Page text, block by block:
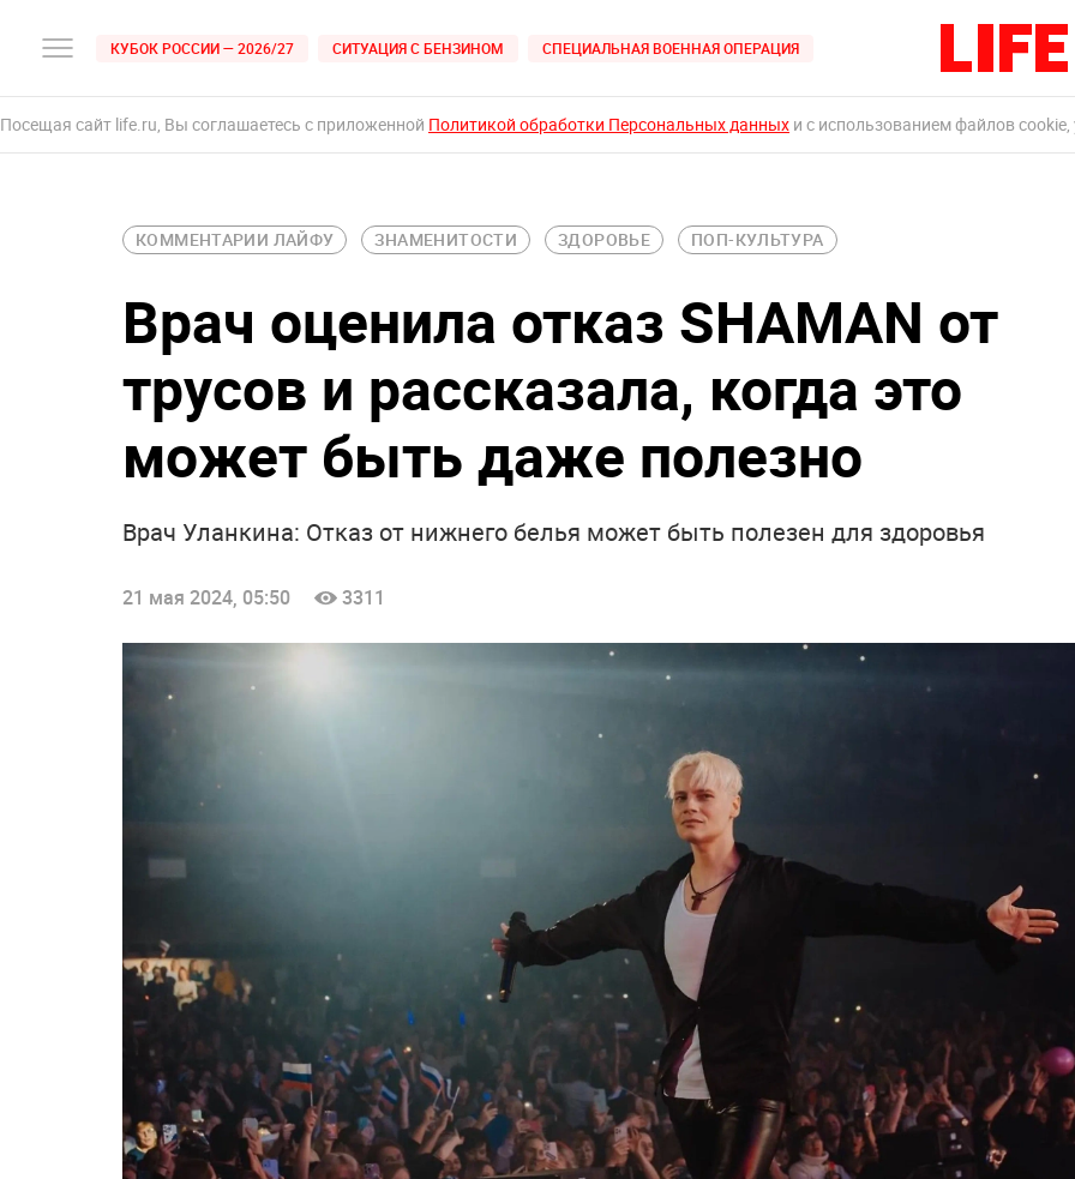
КУБОК РОССИИ — 2026/27 СИТУАЦИЯ С БЕНЗИНОМ СПЕЦИАЛЬНАЯ ВОЕННАЯ ОПЕРАЦИЯ
Посещая сайт life.ru, Вы соглашаетесь с приложенной Политикой обработки Персональных данных и с использованием файлов
КОММЕНТАРИИ ЛАЙФУ ЗНАМЕНИТОСТИ ЗДОРОВЬЕ ПОП-КУЛЬТУРА
Врач оценила отказ SHAMAN от
трусов и рассказала, когда это
может быть даже полезно
Врач Уланкина: Отказ от нижнего белья может быть полезен для здоровья
21 мая 2024, 05:50 3311